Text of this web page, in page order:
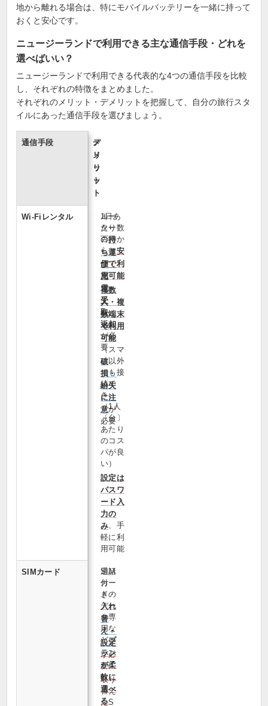
地から離れる場合は、特にモバイルバッテリーを一緒に持って
おくと安心です。
ニュージーランドで利用できる主な通信手段・どれを
選べばいい？
ニュージーランドで利用できる代表的な4つの通信手段を比較
し、それぞれの特徴をまとめました。
それぞれのメリット・デメリットを把握して、自分の旅行スタ
イルにあった通信手段を選びましょう。
通信手段
メ
リ
ッ
ト
デ
メ
リ
ッ
ト
Wi‑Fiレンタル
1日あ
たり数
百円か
らと安
価で利
用可能
複数
人・複
数端末
で利用
可能
（スマ
ホ以外
でも接
続で
き、
（1人
〔台〕
あたり
のコス
パが良
い）
設定は
パスワ
ード入
力の
み、手
軽に利
用可能
ルー
ター
の持
ち運
び・
充
電・
受
取・
返却
が必
要
破
損・
紛失
に注
意が
必要
SIMカード
通話
付
き・
デー
タ専
用な
どプ
ラン
が柔
軟に
選べ
る
SIM
カー
ドの
入れ
替
え・
設定
が必
要
取り
替え
たS